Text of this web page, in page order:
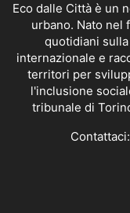
Eco dalle Città è un
urbano. Nato nel
quotidiani
internazionale e
territori per
l'inclusione
tribunale di
Contattaci: